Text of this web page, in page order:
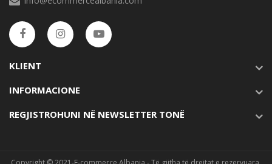
KLIENT
INFORMACIONE
REGJISTROHUNI NË NEWSLETTER TONË